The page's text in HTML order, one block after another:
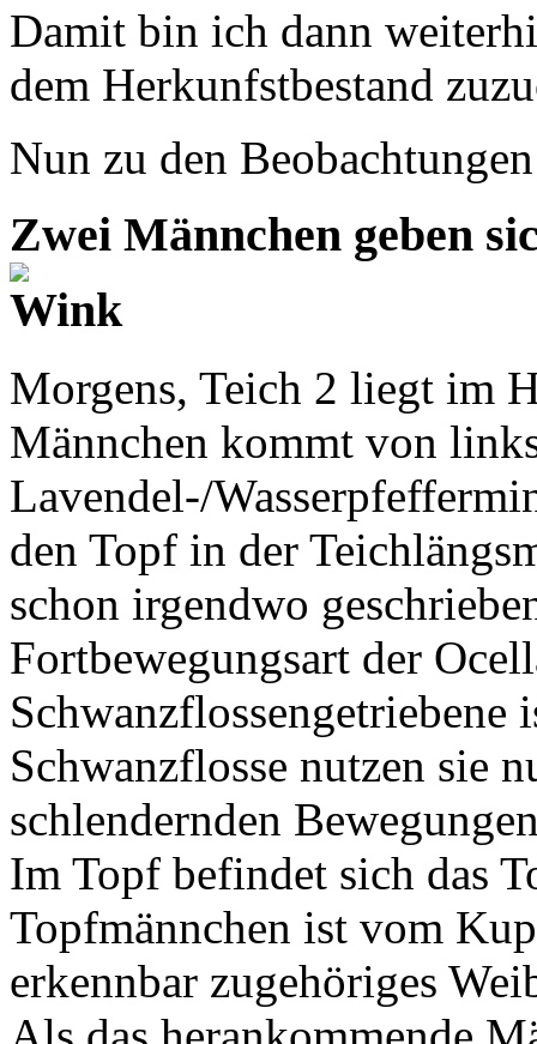
Damit bin ich dann
dem Herkunfstbestand
Nun zu den
Zwei Männchen geben
Morgens, Teich 2 liegt im
Männchen kommt von
Lavendel-/
den Topf in der
schon irgendwo
Fortbewegungsart der
Schwanzflossengetriebene
Schwanzflosse nutzen sie
schlendernden
Im Topf befindet sich das
Topfmännchen ist vom
erkennbar zugehöriges